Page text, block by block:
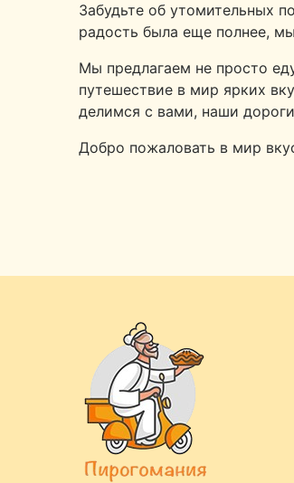
Забудьте об утомительных
радость была еще полнее,
Мы предлагаем не просто
путешествие в мир ярких
делимся с вами, наши
Добро пожаловать в мир